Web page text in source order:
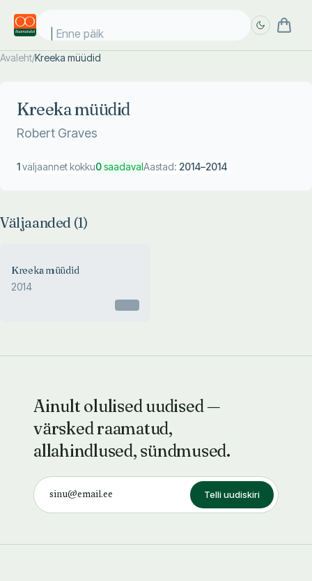
Enne päike
Avaleht/Kreeka müüdid
Kreeka müüdid
Robert Graves
1väljaannet kokku0saadavalAastad: 2014–2014
Väljaanded (1)
Kreeka müüdid
2014
Ainult olulised uudised —
värsked raamatud,
allahindlused, sündmused.
Telli uudiskiri